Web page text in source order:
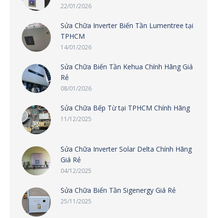
22/01/2026
Sửa Chữa Inverter Biến Tần Lumentree tại
TPHCM
14/01/2026
Sửa Chữa Biến Tần Kehua Chính Hãng Giá
Rẻ
08/01/2026
Sửa Chữa Bếp Từ tại TPHCM Chính Hãng
11/12/2025
Sửa Chữa Inverter Solar Delta Chính Hãng
Giá Rẻ
04/12/2025
Sửa Chữa Biến Tần Sigenergy Giá Rẻ
25/11/2025